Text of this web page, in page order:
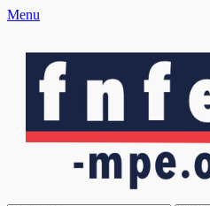
Menu
L'envol de la facture électronique